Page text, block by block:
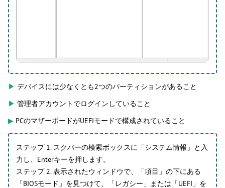
▶ デバイスには少なくとも2つのパーティションがあること
▶ 管理者アカウントでログインしていること
▶ PCのマザーボードがUEFIモードで構成されていること
ステップ 1. スクバーの検索ボックスに「システム情報」と入
力し、Enterキーを押します。
ステップ 2. 表示されたウィンドウで、「項目」の下にある
「BIOSモード」を見つけて、「レガシー」または「UEFI」を